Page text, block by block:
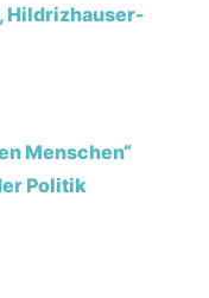
Hildrizhauser-
Menschen“
Politik